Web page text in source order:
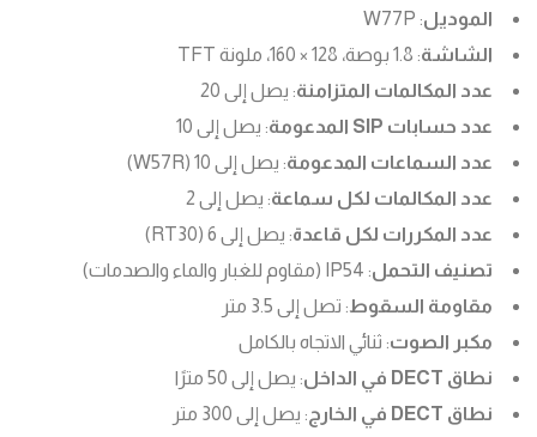
الموديل: W77P
الشاشة: 1.8 بوصة، 128 × 160، ملونة TFT
عدد المكالمات المتزامنة: يصل إلى 20
عدد حسابات SIP المدعومة
: يصل إلى 10
عدد السماعات المدعومة: يصل إلى 10 (W57R)
عدد المكالمات لكل سماعة: يصل إلى 2
عدد المكررات لكل قاعدة: يصل إلى 6 (RT30)
تصنيف التحمل: IP54 (مقاوم للغبار والماء والصدمات)
مقاومة السقوط: تصل إلى 3.5 متر
مكبر الصوت: ثنائي الاتجاه بالكامل
نطاق DECT في الداخل
: يصل إلى 50 مترًا
نطاق DECT في الخارج
: يصل إلى 300 متر